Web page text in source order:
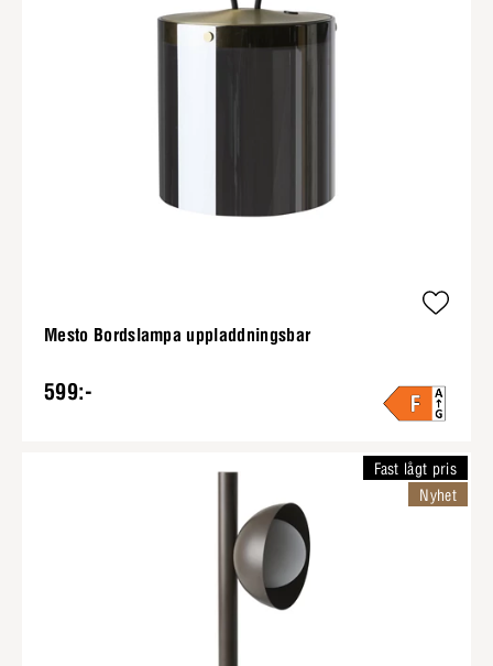
Mesto Bordslampa uppladdningsbar
599:-
Fast lågt pris
Nyhet